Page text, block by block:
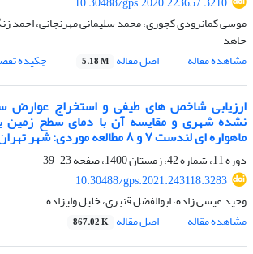
موسی کمانرودی کجوری، محمد سلیمانی مهرنجانی، احمد
جاهد
مشاهده مقاله
اصل مقاله 5.18 M چکیده
ارزیابی شاخص های طیفی و استخراج عوارض
نشده شهری و مقایسه آن با دمای سطح زمین
ماهواره ای لندست ۷ و ۸ مطالعه موردی: شهر تهران
دوره 11، شماره 42، زمستان 1400، صفحه
23-39
10.30488/gps.2021.243118.3283
وحید عیسی زاده، ابوالفضل قنبری، خلیل ولیزاده
مشاهده مقاله
اصل مقاله 867.02 K